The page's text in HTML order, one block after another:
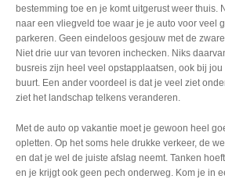
bestemming toe en je komt uitgerust weer thuis.
naar een vliegveld toe waar je je auto voor veel
parkeren. Geen eindeloos gesjouw met de
Niet drie uur van tevoren inchecken. Niks
busreis zijn heel veel opstapplaatsen, ook bij jou
buurt. Een ander voordeel is dat je veel ziet
ziet het landschap telkens veranderen.
Met de auto op vakantie moet je gewoon heel
opletten. Op het soms hele drukke verkeer, de
en dat je wel de juiste afslag neemt. Tanken
en je krijgt ook geen pech onderweg. Kom je in